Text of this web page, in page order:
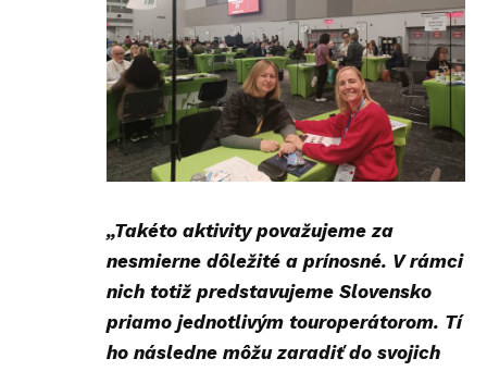
„Takéto aktivity považujeme za
nesmierne dôležité a prínosné. V rámci
nich totiž predstavujeme Slovensko
priamo jednotlivým touroperátorom. Tí
ho následne môžu zaradiť do svojich